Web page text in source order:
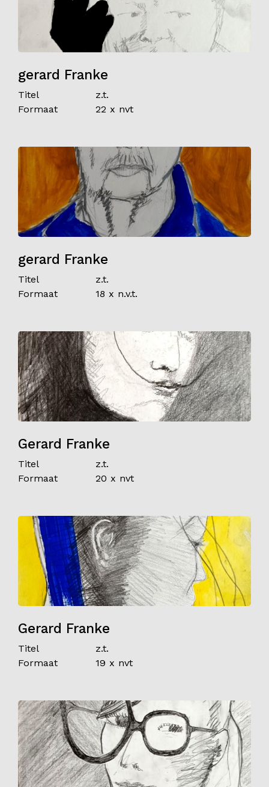
gerard Franke
Titel
z.t.
Formaat
22 x nvt
gerard Franke
Titel
z.t.
Formaat
18 x n.v.t.
Gerard Franke
Titel
z.t.
Formaat
20 x nvt
Gerard Franke
Titel
z.t.
Formaat
19 x nvt